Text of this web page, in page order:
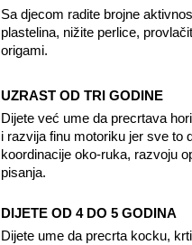
Sa djecom radite brojne
plastelina, nižite perlice,
origami.
UZRAST OD TRI GODINE
Dijete već ume da precrtava
i razvija finu motoriku jer sve to
koordinacije oko-ruka, razvoju
pisanja.
DIJETE OD 4 DO 5 GODINA
Dijete ume da precrta kocku,